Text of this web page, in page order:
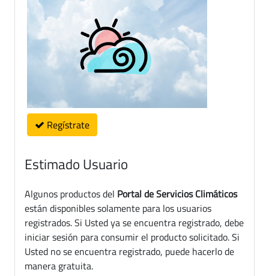
Regístrate
Estimado Usuario
Algunos productos del Portal de Servicios Climáticos
están disponibles solamente para los usuarios
registrados. Si Usted ya se encuentra registrado, debe
iniciar sesión para consumir el producto solicitado. Si
Usted no se encuentra registrado, puede hacerlo de
manera gratuita.